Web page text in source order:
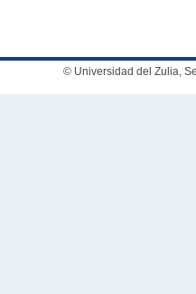
© Universidad del Zulia,